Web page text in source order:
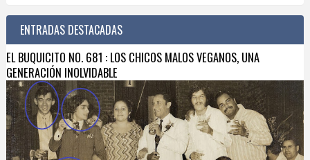
ENTRADAS DESTACADAS
EL BUQUICITO NO. 681 : LOS CHICOS MALOS VEGANOS, UNA
GENERACIÓN INOLVIDABLE